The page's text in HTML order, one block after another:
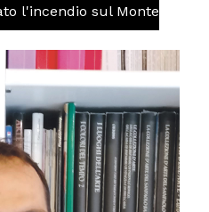
l'incendio sul Monte Piastra